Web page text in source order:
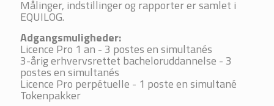
Målinger, indstillinger og rapporter er samlet i
EQUILOG.
Adgangsmuligheder:
Licence Pro 1 an - 3 postes en simultanés
3-årig erhvervsrettet bacheloruddannelse - 3
postes en simultanés
Licence Pro perpétuelle - 1 poste en simultané
Tokenpakker